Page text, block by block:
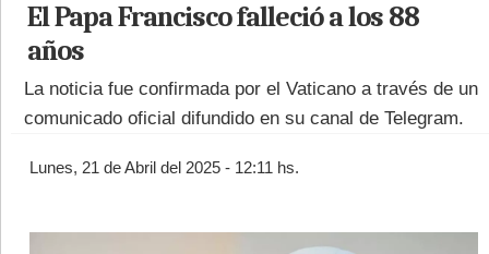
El Papa Francisco falleció a los 88
años
La noticia fue confirmada por el Vaticano a través de un
comunicado oficial difundido en su canal de Telegram.
Lunes, 21 de Abril del 2025 - 12:11 hs.